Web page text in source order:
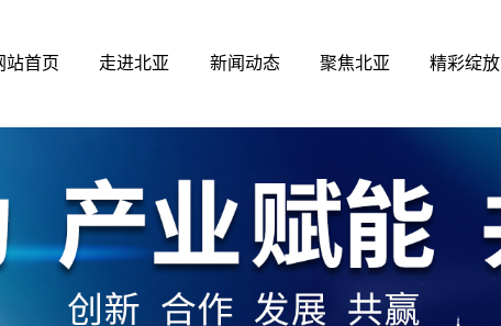
站首页 走进北亚 新闻动态 聚焦北亚 精彩绽放